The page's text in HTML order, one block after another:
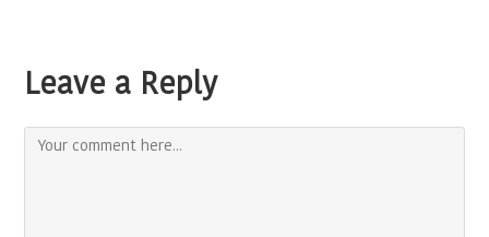
Leave a Reply
Comment